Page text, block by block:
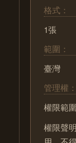
格式：
1張
範圍：
臺灣
管理權：
權限範
權限聲